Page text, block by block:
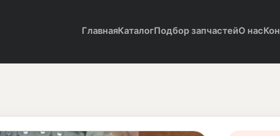
ГлавнаяКаталогПодбор запчастейО нас